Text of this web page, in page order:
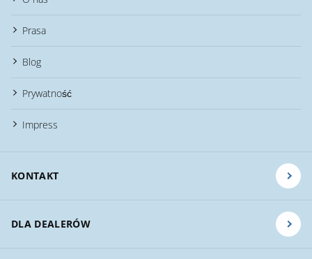
Prasa
Blog
Prywatność
Impress
KONTAKT
DLA DEALERÓW